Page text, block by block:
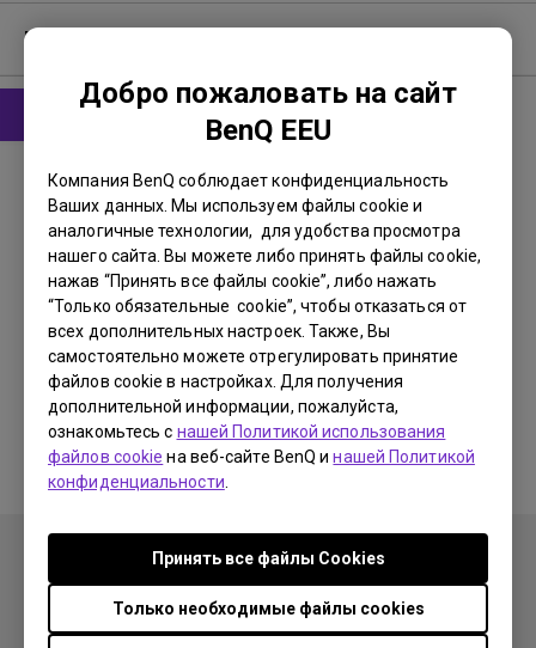
Добро пожаловать на сайт
BenQ EEU
Компания BenQ соблюдает конфиденциальность
Ваших данных. Мы используем файлы cookie и
аналогичные технологии, для удобства просмотра
нашего сайта. Вы можете либо принять файлы cookie,
нажав “Принять все файлы cookie”, либо нажать
“Только обязательные cookie”, чтобы отказаться от
всех дополнительных настроек. Также, Вы
самостоятельно можете отрегулировать принятие
файлов cookie в настройках. Для получения
дополнительной информации, пожалуйста,
ознакомьтесь с нашей Политикой использования
файлов cookie на веб-сайте BenQ инашей Политикой
конфиденциальности
Только необходимые файлы cookies
Принять все файлы Сookies
Программное обеспечение
WHQL
OS:Windows
OS Version:
Версия: MP
Обновить:2021/05/03
Размер файла:9.06 KB
Продукция